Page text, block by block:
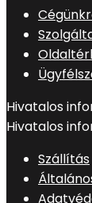
Hivatalos
Hivatalos
Szállítás